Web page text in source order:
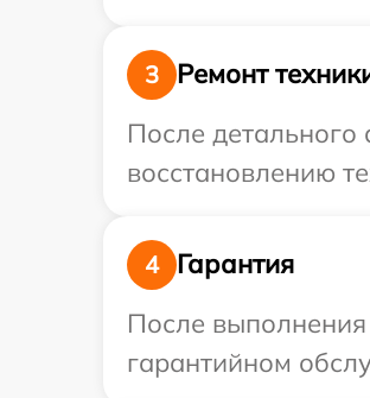
3
Ремонт
После
восстановлению
4
Гарантия
После
гарантийном